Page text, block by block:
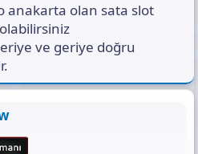
o anakarta olan sata slot
olabilirsiniz
ve geriye doğru